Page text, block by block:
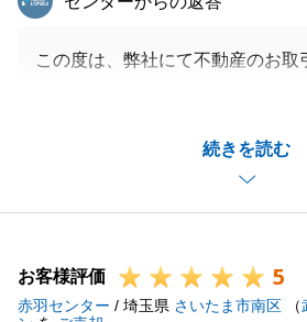
続きを読む
この度は、弊社にて不動産のお取
今回の不動産のお取引で、I様より
頂き、大変うれしく思います。
今回、お取引がスムーズにいった
す。
今後も不動産の件で何かお困りの
お客様評価 5
赤羽センター / 埼玉県 さいたま市南区 （